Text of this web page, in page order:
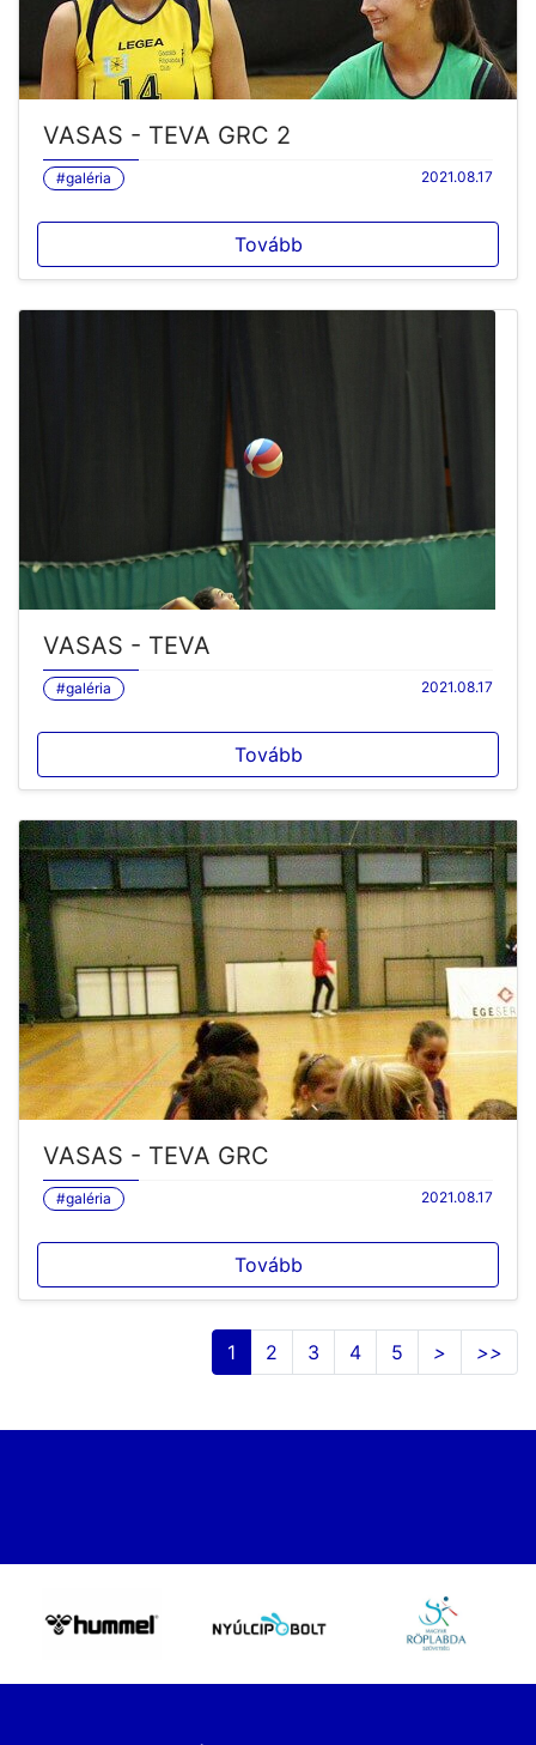
VASAS - TEVA GRC 2
#galéria 2021.08.17
Tovább
VASAS - TEVA
#galéria 2021.08.17
Tovább
VASAS - TEVA GRC
#galéria 2021.08.17
Tovább
1 2 3 4 5 > >>